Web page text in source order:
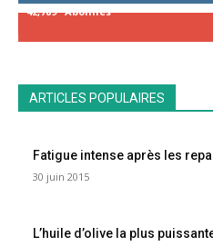
42,789 Abonnés
ARTICLES POPULAIRES
Fatigue intense après les
30 juin 2015
L’huile d’olive la plus